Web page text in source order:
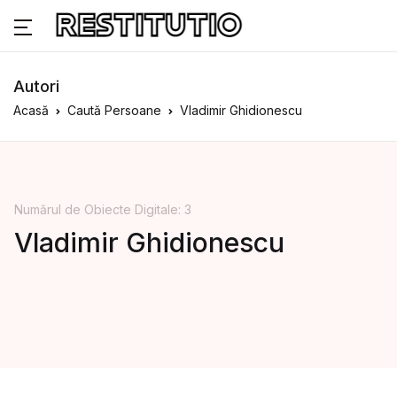
Autori
Acasă Caută Persoane Vladimir Ghidionescu
Numărul de Obiecte Digitale: 3
Vladimir Ghidionescu